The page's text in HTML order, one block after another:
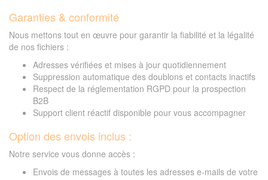
Garanties & conformité
Nous mettons tout en œuvre pour garantir la fiabilité et la légalité
de nos fichiers :
Adresses vérifiées et mises à jour quotidiennement
Suppression automatique des doublons et contacts inactifs
Respect de la réglementation RGPD pour la prospection
B2B
Support client réactif disponible pour vous accompagner
Option des envois inclus :
Notre service vous donne accès :
Envois de messages à toutes les adresses e-mails de votre